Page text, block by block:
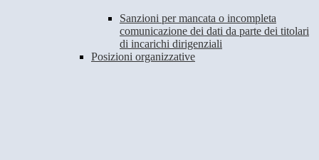
Sanzioni per mancata o incompleta
comunicazione dei dati da parte dei titolari
di incarichi dirigenziali
Posizioni organizzative